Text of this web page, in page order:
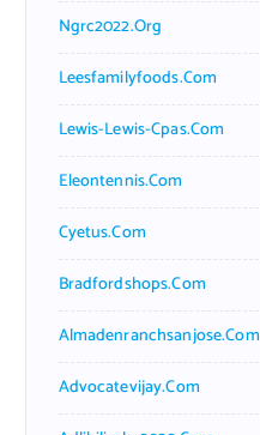
Ngrc2022.org
Leesfamilyfoods.com
Lewis-Lewis-Cpas.com
Eleontennis.com
Cyetus.com
Bradfordshops.com
Almadenranchsanjose.com
Advocatevijay.com